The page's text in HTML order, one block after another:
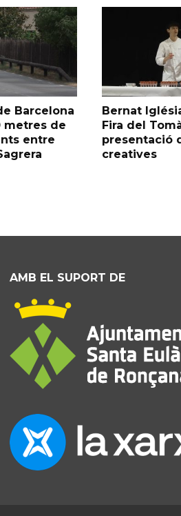
Barcelona
metres de
entre
Bernat
Fira del
presentació
creatives
AMB EL SUPORT DE